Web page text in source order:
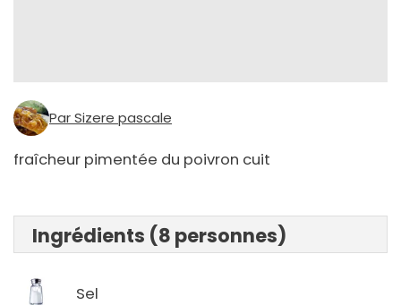
Par Sizere pascale
fraîcheur pimentée du poivron cuit
Ingrédients (8 personnes)
Sel